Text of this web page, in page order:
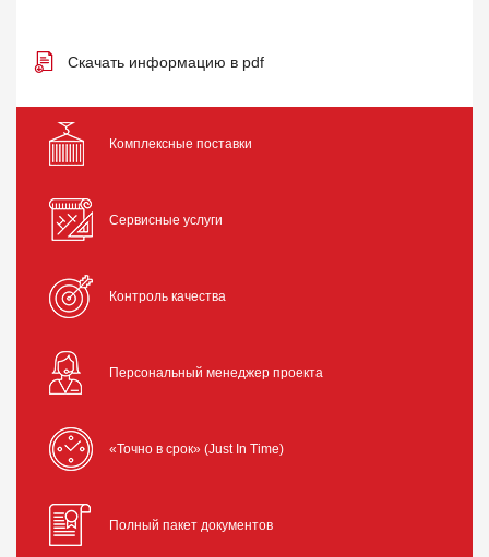
Скачать информацию в pdf
Комплексные поставки
Сервисные услуги
Контроль качества
Персональный менеджер проекта
«Точно в срок» (Just In Time)
Полный пакет документов